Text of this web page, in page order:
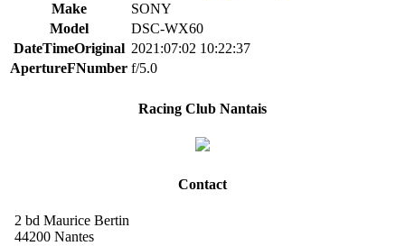
Make
SONY
Model
DSC-WX60
DateTimeOriginal 2021:07:02 10:22:37
ApertureFNumber f/5.0
Racing Club Nantais
Contact
2 bd Maurice Bertin
44200 Nantes